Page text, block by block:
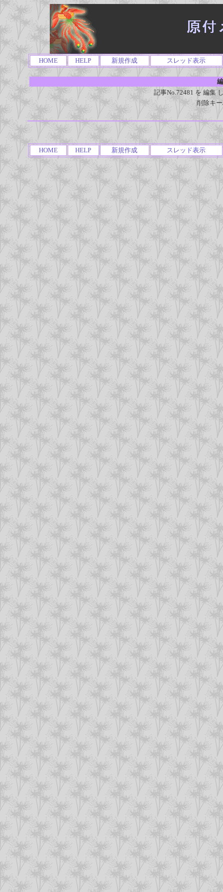
HOME HELP 新規作成 スレッド表示
記事No.72481 を 編集
削除キ
HOME HELP 新規作成 スレッド表示